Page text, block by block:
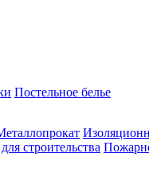
Постельное белье
строительства